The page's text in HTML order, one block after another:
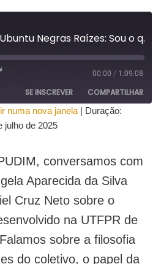
54. Coletivo Ubuntu Negras Raízes: Sou o que sou pelo o que nós somos
00:00 / 1:09:08
SE INSCREVER COMPARTILHAR
numa nova janela | Duração:
julho de 2025
conversamos com
Aparecida da Silva
Cruz Neto sobre o
na UTFPR de
sobre a filosofia
do coletivo, o papel da